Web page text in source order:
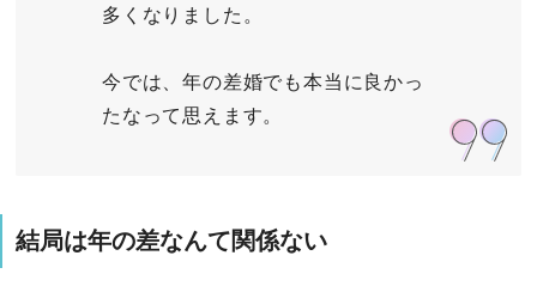
多くなりました。
今では、年の差婚でも本当に良かっ
たなって思えます。
結局は年の差なんて関係ない